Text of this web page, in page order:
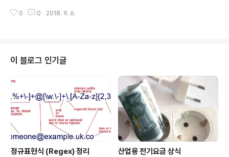
꼭 시켜야할지에 대한 고민과 동시에 하이퍼레저를 다루는
입하는 사람들에게 큰 혼동을 초래. 예를들어 컴포저의 Participant 가 fabirc
저의 역할이 매우 중요하리라 생각합니다. 이쪽이 훨씬 더 키워드들이 실세계와
매칭되며 간단하니까요~사람들이 사용하지 않는 기술,어려운 기술은 사장되기
0 0 2018. 9. 6.
이 블로그 인기글
정규표현식 (Regex) 정리 산업용 전기요금 상식